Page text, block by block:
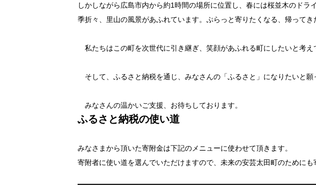
しかしながら広島市内から約1時間の場所に位置し、春には桜並木のド
季折々、里山の風景があふれています。ぷらっと寄りたくなる、帰ってき
私たちはこの町を次世代に引き継ぎ、笑顔があふれる町にしたいと考え
そして、ふるさと納税を通じ、みなさんの「ふるさと」になりたいと願
みなさんの温かいご支援、お待ちしております。
ふるさと納税の使い道
みなさまから頂いた寄附金は下記のメニューに使わせて頂きます。
寄附者に使い道を選んでいただけますので、未来の安芸太田町のためにも